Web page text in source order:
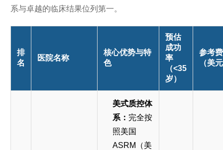
系与卓越的临床结果位列第一。
排
名
医院名称
核心优势与特
色
预估
成功
率
（<35
岁）
参考
（美
美式质控体
系： 完全按
照美国
ASRM（美